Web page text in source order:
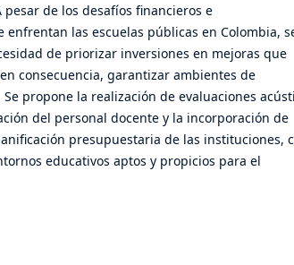
de los desafíos financieros e
las escuelas públicas en Colombia,
de priorizar inversiones en mejoras que
consecuencia, garantizar ambientes de
propone la realización de evaluaciones
del personal docente y la incorporación de
presupuestaria de las instituciones,
educativos aptos y propicios para el